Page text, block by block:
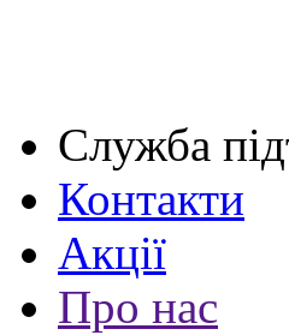
Служба
Контакти
Акції
Про нас